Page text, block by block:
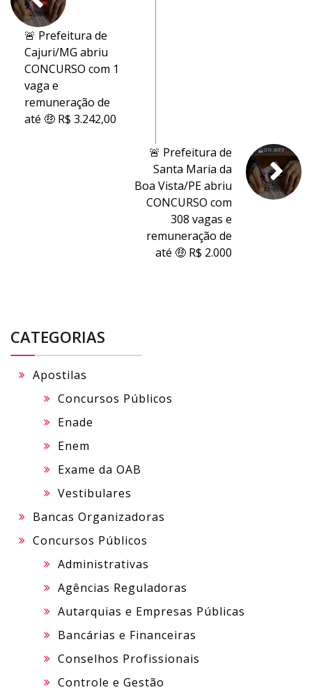
🚨 Prefeitura de
Cajuri/MG abriu
CONCURSO com 1
vaga e
remuneração de
até 🤑 R$ 3.242,00
🚨 Prefeitura de
Santa Maria da
Boa Vista/PE abriu
CONCURSO com
308 vagas e
remuneração de
até 🤑 R$ 2.000
CATEGORIAS
Apostilas
Concursos Públicos
Enade
Enem
Exame da OAB
Vestibulares
Bancas Organizadoras
Concursos Públicos
Administrativas
Agências Reguladoras
Autarquias e Empresas Públicas
Bancárias e Financeiras
Conselhos Profissionais
Controle e Gestão